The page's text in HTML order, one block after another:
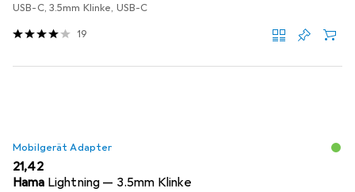
USB-C, 3.5mm Klinke, USB-C
19
Mobilgerät Adapter
EUR
21,42
Hama Lightning — 3.5mm Klinke